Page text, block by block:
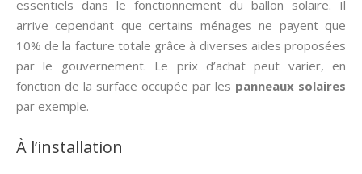
essentiels dans le fonctionnement du ballon solaire. Il
arrive cependant que certains ménages ne payent que
10% de la facture totale grâce à diverses aides proposées
par le gouvernement. Le prix d’achat peut varier, en
fonction de la surface occupée par les panneaux solaires
par exemple.
À l’installation